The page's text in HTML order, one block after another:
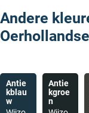
Andere
Antie
kblau
w
Antie
kgroe
n